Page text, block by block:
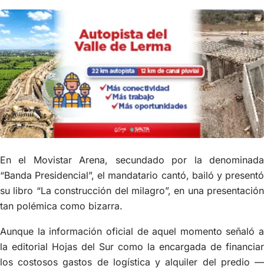
En el Movistar Arena, secundado por la denominada
“Banda Presidencial”, el mandatario cantó, bailó y presentó
su libro “La construcción del milagro”, en una presentación
tan polémica como bizarra.
Aunque la información oficial de aquel momento señaló a
la editorial Hojas del Sur como la encargada de financiar
los costosos gastos de logística y alquiler del predio —